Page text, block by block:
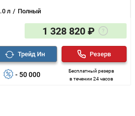
л Полный
1 328 820 ₽
- 50 000
Трейд Ин
Бесплатный резерв
в течении 24 часов
Резерв